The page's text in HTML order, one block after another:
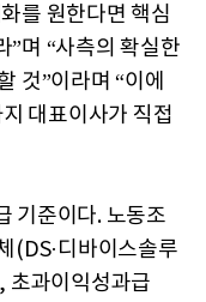
를 원한다면 핵심
”며 “사측의 확실한
것”이라며 “이에
대표이사가 직접
기준이다. 노동조
(DS·디바이스솔루
초과이익성과급